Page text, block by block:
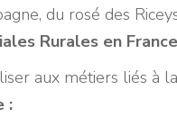
du rosé des
Rurales en
aux métiers liés à
: